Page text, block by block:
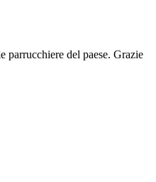
del paese. Grazie